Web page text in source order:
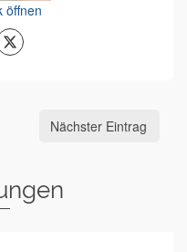
öffnen
Nächster Eintrag